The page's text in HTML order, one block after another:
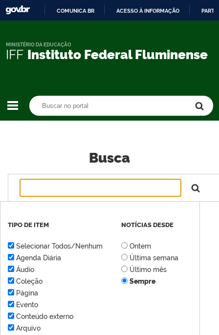
CONTEÚDO
COMUNICA BR ACESSO À INFORMAÇÃO
IFF Instituto Federal Fluminense
MINISTÉRIO DA EDUCAÇÃO
Busca
TIPO DE ITEM
Selecionar Todos/Nenhum
Agenda Diária
Áudio
Coleção
Página
Evento
Conteúdo externo
Arquivo
NOTÍCIAS DESDE
Ontem
Última semana
Último mês
Sempre